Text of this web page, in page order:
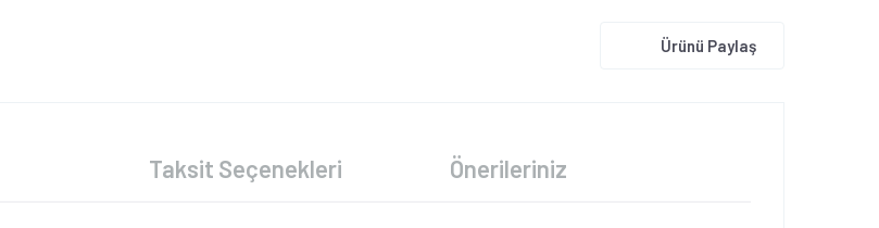
Ürünü Paylaş
Taksit Seçenekleri Önerileriniz